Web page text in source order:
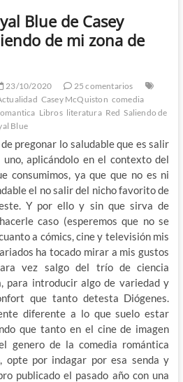
Blue de Casey
de mi zona de
23/10/2020
25 comentarios
Casey McQuiston comedia
Libros literatura Red Saliendo de
Blue
pregonar lo saludable que es salir
aplicándolo en el contexto del
consumimos, ya que que no es ni
el no salir del nicho favorito de
Y por ello y sin que sirva de
caso (esperemos que no se
a cómics, cine y televisión mis
ha tocado mirar a mis gustos
vez salgo del trío de ciencia
para introducir algo de variedad y
que tanto detesta Diógenes.
diferente a lo que suelo estar
que tanto en el cine de imagen
genero de la comedia romántica
opte por indagar por esa senda y
publicado el pasado año con una